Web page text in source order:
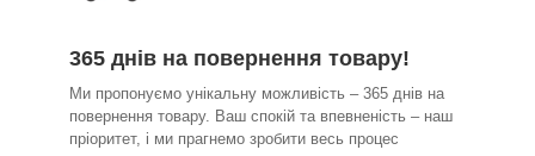
365 днів на повернення товару!
Ми пропонуємо унікальну можливість – 365 днів на
повернення товару. Ваш спокій та впевненість – наш
пріоритет, і ми прагнемо зробити весь процес